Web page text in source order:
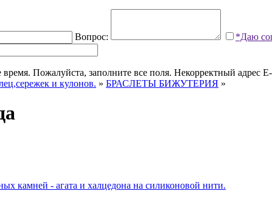
Вопрос: *Даю
Пожалуйста, заполните все поля. Некорректный адрес
и кулонов. » БРАСЛЕТЫ БИЖУТЕРИЯ »